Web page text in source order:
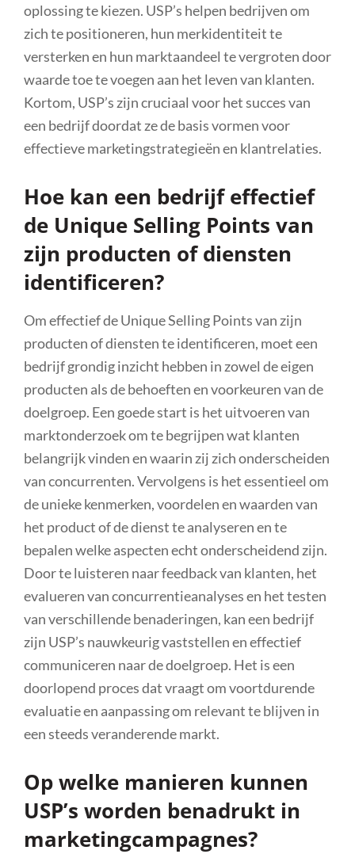
oplossing te kiezen. USP’s helpen bedrijven om
zich te positioneren, hun merkidentiteit te
versterken en hun marktaandeel te vergroten door
waarde toe te voegen aan het leven van klanten.
Kortom, USP’s zijn cruciaal voor het succes van
een bedrijf doordat ze de basis vormen voor
effectieve marketingstrategieën en klantrelaties.
Hoe kan een bedrijf effectief
de Unique Selling Points van
zijn producten of diensten
identificeren?
Om effectief de Unique Selling Points van zijn
producten of diensten te identificeren, moet een
bedrijf grondig inzicht hebben in zowel de eigen
producten als de behoeften en voorkeuren van de
doelgroep. Een goede start is het uitvoeren van
marktonderzoek om te begrijpen wat klanten
belangrijk vinden en waarin zij zich onderscheiden
van concurrenten. Vervolgens is het essentieel om
de unieke kenmerken, voordelen en waarden van
het product of de dienst te analyseren en te
bepalen welke aspecten echt onderscheidend zijn.
Door te luisteren naar feedback van klanten, het
evalueren van concurrentieanalyses en het testen
van verschillende benaderingen, kan een bedrijf
zijn USP’s nauwkeurig vaststellen en effectief
communiceren naar de doelgroep. Het is een
doorlopend proces dat vraagt om voortdurende
evaluatie en aanpassing om relevant te blijven in
een steeds veranderende markt.
Op welke manieren kunnen
USP’s worden benadrukt in
marketingcampagnes?